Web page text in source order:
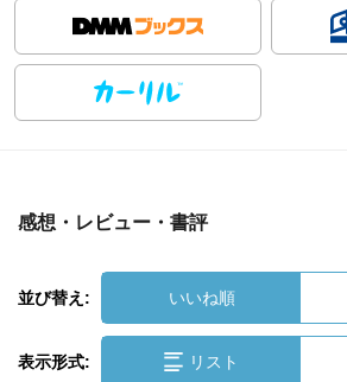
感想・レビュー・書評
並び替え: いいね順
表示形式: リスト